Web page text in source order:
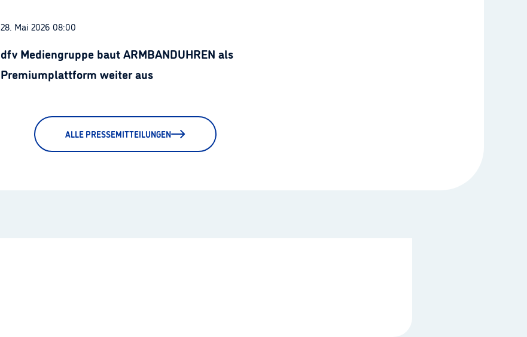
28. Mai 2026 08:00
dfv Mediengruppe baut ARMBANDUHREN als
Premiumplattform weiter aus
ALLE PRESSEMITTEILUNGEN